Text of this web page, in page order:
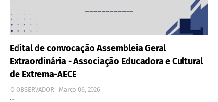
Edital de convocação Assembleia Geral
Extraordinária - Associação Educadora e Cultural
de Extrema-AECE
O OBSERVADOR
Março 06, 2026
…